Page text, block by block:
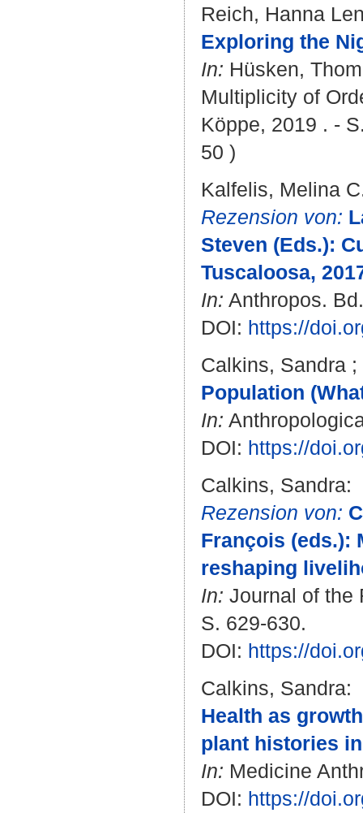
Reich, Hanna
Exploring the
In: Hüsken,
Multiplicity of
Köppe, 2019 . -
50 )
Kalfelis, Melina
Rezension von:
Steven (Eds.):
Tuscaloosa,
In: Anthropos.
DOI: https://
Calkins, Sandra ;
Population
In:
DOI: https://
Calkins, Sandra:
Rezension von:
François (eds.):
reshaping
In: Journal of the
S. 629-630.
DOI: https://
Calkins, Sandra:
Health as
plant histories
In: Medicine
DOI: https://